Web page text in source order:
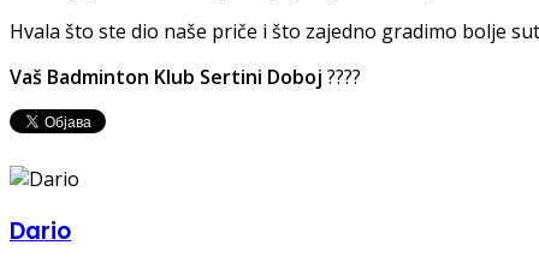
Hvala što ste dio naše priče i što zajedno gradimo bolje
Vaš Badminton Klub Sertini Doboj ????
Dario